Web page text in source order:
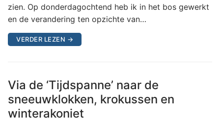
zien. Op donderdagochtend heb ik in het bos gewerkt
en de verandering ten opzichte van…
VERDER LEZEN →
Via de ‘Tijdspanne’ naar de
sneeuwklokken, krokussen en
winterakoniet